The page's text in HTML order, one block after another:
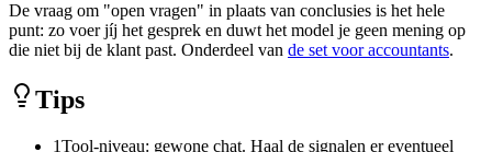
De vraag om "open vragen" in plaats van conclusies is het hele
punt: zo voer jíj het gesprek en duwt het model je geen mening op
die niet bij de klant past. Onderdeel van de set voor accountants.
Tips
1Tool-niveau: gewone chat. Haal de signalen er eventueel